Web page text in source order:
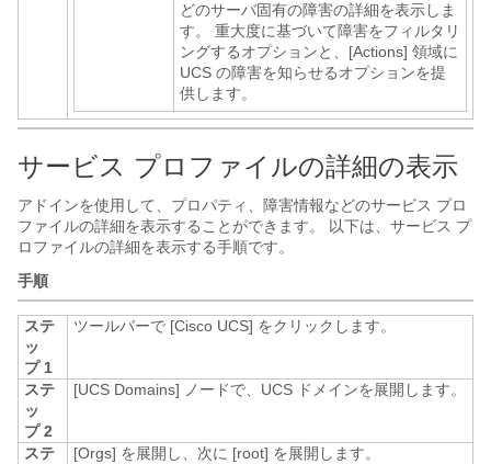
どのサーバ固有の障害の詳細を表示しま
す。 重大度に基づいて障害をフィルタリ
ングするオプションと、[Actions] 領域に
UCS の障害を知らせるオプションを提
供します。
サービス プロファイルの詳細の表示
アドインを使用して、プロパティ、障害情報などのサービス プロ
ファイルの詳細を表示することができます。 以下は、サービス プ
ロファイルの詳細を表示する手順です。
手順
ステ
ッ
プ 1
ツールバーで [Cisco UCS] をクリックします。
ステ
ッ
プ 2
[UCS Domains] ノードで、UCS ドメインを展開します。
ステ
[Orgs] を展開し、次に [root] を展開します。